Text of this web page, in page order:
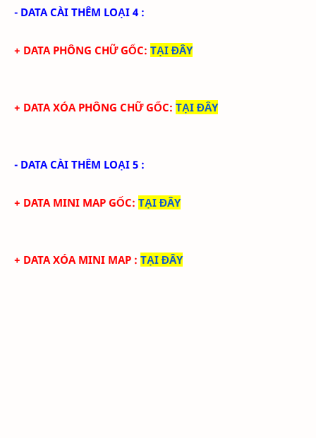
- DATA CÀI THÊM LOẠI 4 :
+ DATA PHÔNG CHỮ GỐC: TẠI ĐÂY
+ DATA XÓA PHÔNG CHỮ GỐC: TẠI ĐÂY
- DATA CÀI THÊM LOẠI 5 :
+ DATA MINI MAP GỐC: TẠI ĐÂY
+ DATA XÓA MINI MAP : TẠI ĐÂY